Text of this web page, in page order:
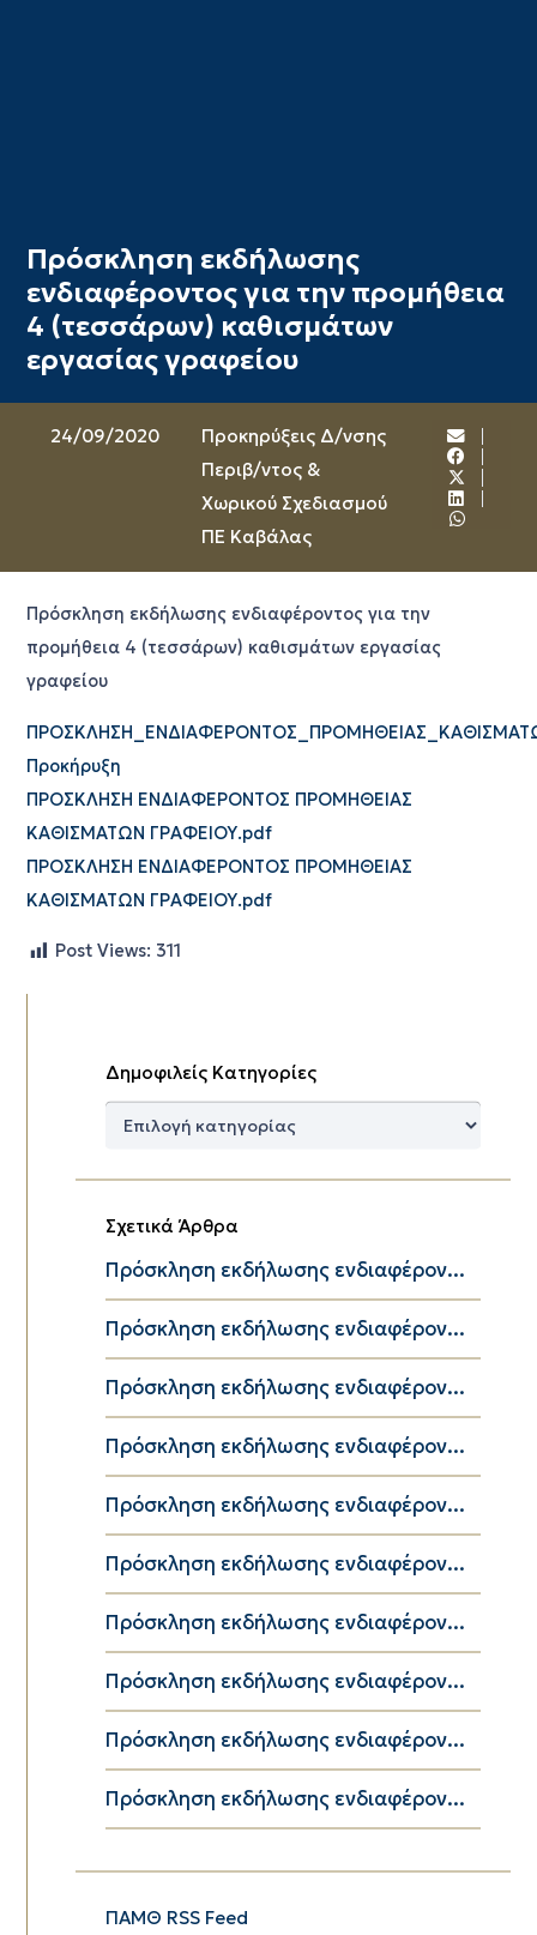
Πρόσκληση εκδήλωσης
ενδιαφέροντος για την προμήθεια
4 (τεσσάρων) καθισμάτων
εργασίας γραφείου
24/09/2020
Προκηρύξεις Δ/νσης
Περιβ/ντος &
Χωρικού Σχεδιασμού
ΠΕ Καβάλας
Πρόσκληση εκδήλωσης ενδιαφέροντος για την
προμήθεια 4 (τεσσάρων) καθισμάτων εργασίας
γραφείου
Προκήρυξη
ΠΡΟΣΚΛΗΣΗ ΕΝΔΙΑΦΕΡΟΝΤΟΣ ΠΡΟΜΗΘΕΙΑΣ
ΚΑΘΙΣΜΑΤΩΝ ΓΡΑΦΕΙΟΥ.pdf
ΠΡΟΣΚΛΗΣΗ ΕΝΔΙΑΦΕΡΟΝΤΟΣ ΠΡΟΜΗΘΕΙΑΣ
ΚΑΘΙΣΜΑΤΩΝ ΓΡΑΦΕΙΟΥ.pdf
Post Views: 311
Δημοφιλείς Κατηγορίες
Δημοφιλείς
Σχετικά Άρθρα
Πρόσκληση εκδήλωσης ενδιαφέρον...
Πρόσκληση εκδήλωσης ενδιαφέρον...
Πρόσκληση εκδήλωσης ενδιαφέρον...
Πρόσκληση εκδήλωσης ενδιαφέρον...
Πρόσκληση εκδήλωσης ενδιαφέρον...
Πρόσκληση εκδήλωσης ενδιαφέρον...
Πρόσκληση εκδήλωσης ενδιαφέρον...
Πρόσκληση εκδήλωσης ενδιαφέρον...
Πρόσκληση εκδήλωσης ενδιαφέρον...
Πρόσκληση εκδήλωσης ενδιαφέρον...
ΠΑΜΘ RSS Feed